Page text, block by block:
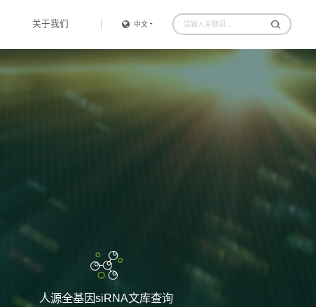
关于我们 中文
人源全基因siRNA文库查询